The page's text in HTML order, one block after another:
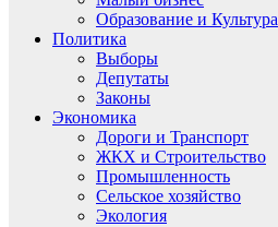
Образование и Культура
Политика
Выборы
Депутаты
Законы
Экономика
Дороги и Транспорт
ЖКХ и Строительство
Промышленность
Сельское хозяйство
Экология